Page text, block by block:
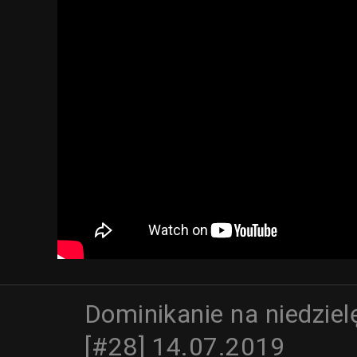
Dominikanie na
[#28] 14.07.2019